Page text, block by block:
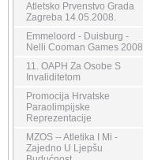
Atletsko Prvenstvo Grada
Zagreba 14.05.2008.
Emmeloord - Duisburg -
Nelli Cooman Games 2008
11. OAPH Za Osobe S
Invaliditetom
Promocija Hrvatske
Paraolimpijske
Reprezentacije
MZOS -- Atletika I Mi -
Zajedno U Ljepšu